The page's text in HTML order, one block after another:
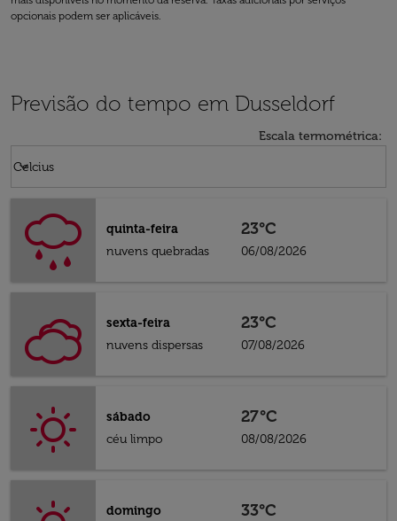
opcionais podem ser aplicáveis.
Previsão do tempo em Dusseldorf
Escala termométrica:
Celcius
keyboard_arrow_down
quinta-feira
nuvens quebradas
23°C
06/08/2026
sexta-feira
nuvens dispersas
23°C
07/08/2026
sábado
céu limpo
27°C
08/08/2026
domingo
33°C